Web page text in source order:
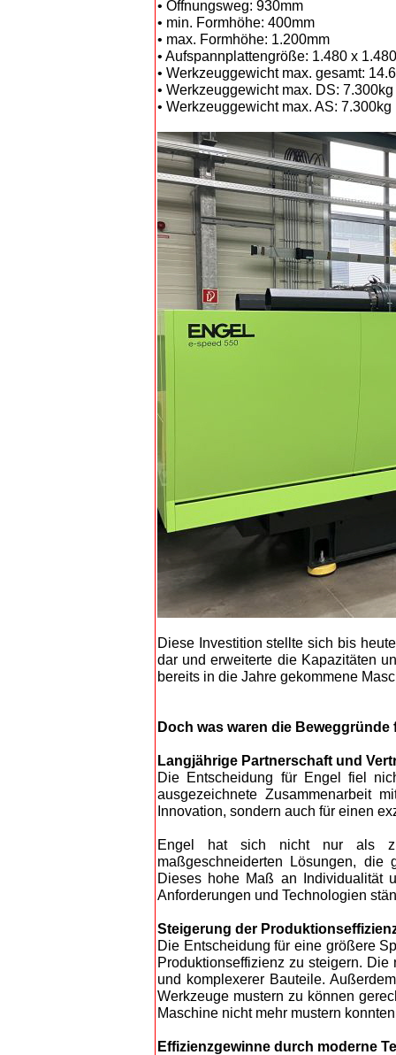
• Öffnungsweg: 930mm
• min. Formhöhe: 400mm
• max. Formhöhe: 1.200mm
• Aufspannplattengröße: 1.480 x
• Werkzeuggewicht max. gesamt:
• Werkzeuggewicht max. DS: 7.300kg
• Werkzeuggewicht max. AS: 7.300kg
Diese Investition stellte sich bis
dar und erweiterte die Kapazitäten
bereits in die Jahre gekommene
Doch was waren die
Langjährige Partnerschaft und
Die Entscheidung für Engel fiel
ausgezeichnete Zusammenarbeit
Innovation, sondern auch für einen
Engel hat sich nicht nur als
maßgeschneiderten Lösungen,
Dieses hohe Maß an Individualität
Anforderungen und Technologien
Steigerung der
Die Entscheidung für eine größere
Produktionseffizienz zu steigern.
und komplexerer Bauteile.
Werkzeuge mustern zu können
Maschine nicht mehr mustern
Effizienzgewinne durch moderne